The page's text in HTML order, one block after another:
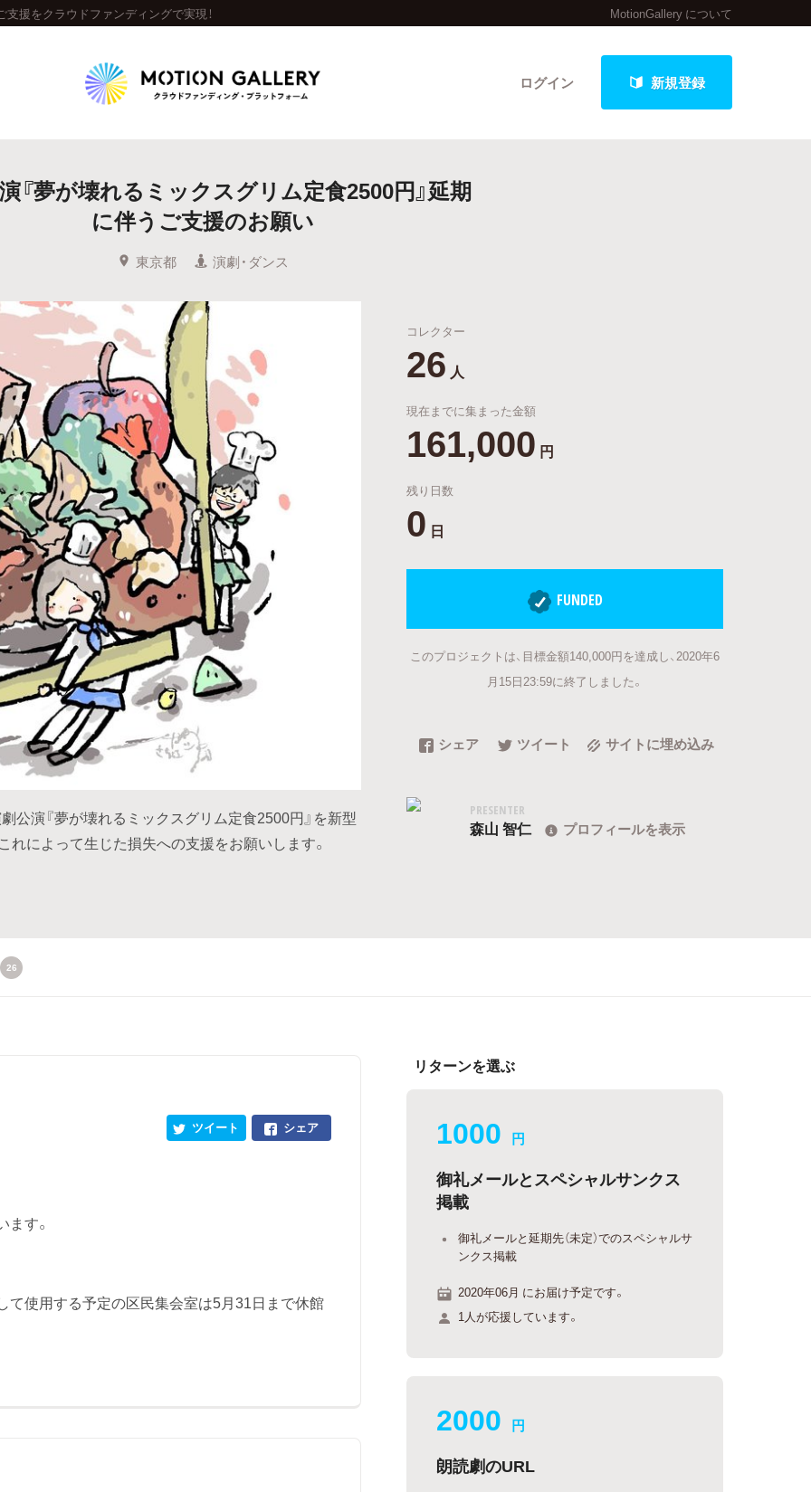
援をクラウドファンディングで実現！ MotionGallery について
ログイン 新規登録
のプロジェクト 新着プロジェクト 終了間近のプロジェクト
Feature
タグから探す キュレーターから探す
Legendary
最新達成プロジェクト 調達額が大きいプロジェクト
『夢が壊れるミックスグリム定食2500円』延期
に伴うご支援のお願い
東京都 演劇・ダンス
公演『夢が壊れるミックスグリム定食2500円』を新型
によって生じた損失への支援をお願いします。
コレクター
26 人
現在までに集まった金額
161,000 円
残り日数
0 日
FUNDED
このプロジェクトは、目標金額140,000円を達成し、2020年6
月15日23:59に終了しました。
シェア ツイート サイトに埋め込み
PRESENTER
森山 智仁 プロフィールを表示
26
シェア
ツイート
す。
て使用する予定の区民集会室は5月31日まで休館
リターンを選ぶ
1000 円
御礼メールとスペシャルサンクス
掲載
御礼メールと延期先（未定）でのスペシャルサ
ンクス掲載
2020年06月 にお届け予定です。
1人が応援しています。
2000 円
朗読劇のURL